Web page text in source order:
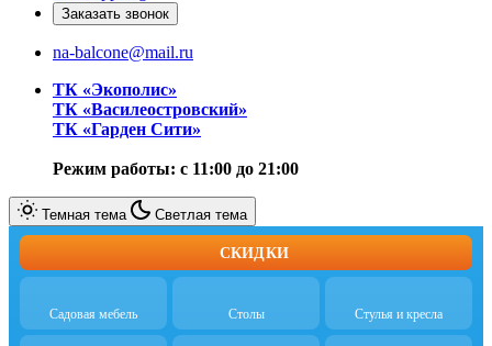
Заказать звонок
na-balcone@mail.ru
ТК «Экополис»
ТК «Василеостровский»
ТК «Гарден Сити»
Режим работы: с 11:00 до 21:00
Темная тема Светлая тема
СКИДКИ
Садовая мебель Столы Стулья и кресла